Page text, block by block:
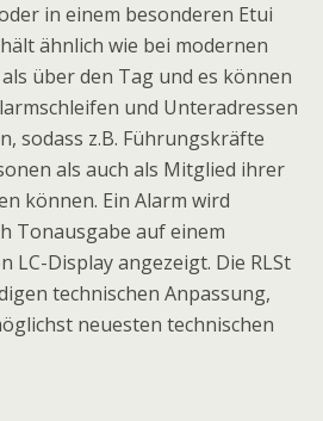
in einem besonderen Etui
ähnlich wie bei modernen
über den Tag und es können
und Unteradressen
sodass z.B. Führungskräfte
als auch als Mitglied ihrer
können. Ein Alarm wird
Tonausgabe auf einem
LC-Display angezeigt. Die RLSt
technischen Anpassung,
neuesten technischen